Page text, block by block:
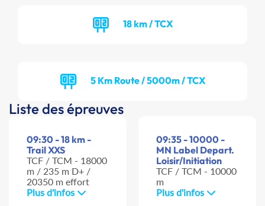
18 km / TCX
5 Km Route / 5000m / TCX
Liste des épreuves
09:30 - 18 km -
Trail XXS
TCF / TCM - 18000
m / 235 m D+ /
20350 m effort
Plus d'infos
09:35 - 10000 -
MN Label Depart.
Loisir/Initiation
TCF / TCM - 10000
m
Plus d'infos